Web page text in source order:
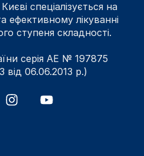
спеціалізується на
ефективному лікуванні
ступеня складності.
серія АЕ № 197875
від 06.06.2013 р.)